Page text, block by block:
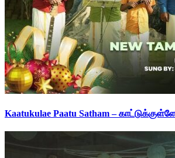
Kaatukulae Paatu Satham –